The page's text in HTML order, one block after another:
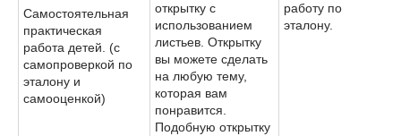
Самостоятельная
практическая
работа детей. (с
самопроверкой по
эталону и
самооценкой)
открытку с
использованием
листьев. Открытку
вы можете сделать
на любую тему,
которая вам
понравится.
Подобную открытку
работу по
эталону.